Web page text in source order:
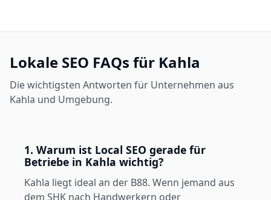
Lokale SEO FAQs für Kahla
Die wichtigsten Antworten für Unternehmen aus
Kahla und Umgebung.
1. Warum ist Local SEO gerade für
Betriebe in Kahla wichtig?
Kahla liegt ideal an der B88. Wenn jemand aus
dem SHK nach Handwerkern oder